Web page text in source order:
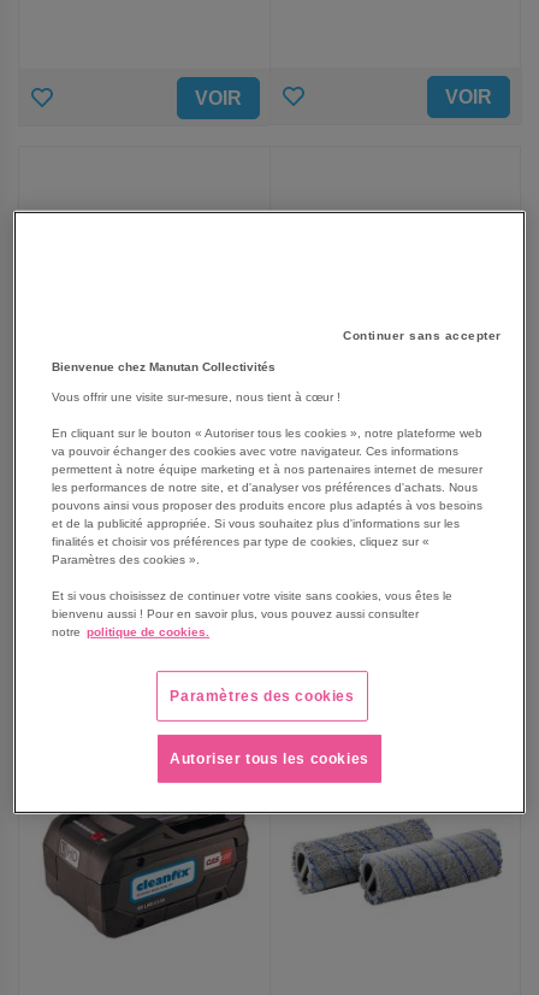
AJOUTER VOIR AJOUTER VOIR
Lot de 2 Batteries RS 05
CAS 10 Ah Cleanfix
535,00 €
642,00 € TTC
VOIR
Chargeur Duo RS 05 CAS
Cleanfix
265,00 €
AJOUTER
AUX
FAVORIS
Continuer sans accepter
Bienvenue chez Manutan Collectivités
Vous offrir une visite sur-mesure, nous tient à cœur !
En cliquant sur le bouton « Autoriser tous les cookies », notre plateforme web
va pouvoir échanger des cookies avec votre navigateur. Ces informations
permettent à notre équipe marketing et à nos partenaires internet de mesurer
les performances de notre site, et d'analyser vos préférences d'achats. Nous
pouvons ainsi vous proposer des produits encore plus adaptés à vos besoins
et de la publicité appropriée. Si vous souhaitez plus d'informations sur les
finalités et choisir vos préférences par type de cookies, cliquez sur «
Paramètres des cookies ».
Et si vous choisissez de continuer votre visite sans cookies, vous êtes le
bienvenu aussi ! Pour en savoir plus, vous pouvez aussi consulter
notre politique de cookies.
Paramètres des cookies
Autoriser tous les cookies